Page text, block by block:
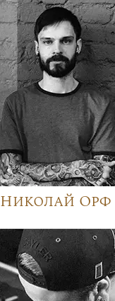
Николай Орф